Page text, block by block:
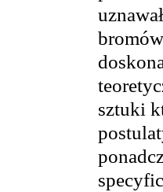
sztuki